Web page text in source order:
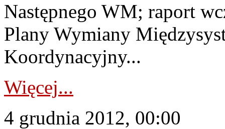
Następnego WM; raport
Plany Wymiany
Koordynacyjny...
Więcej...
4 grudnia 2012, 00:00